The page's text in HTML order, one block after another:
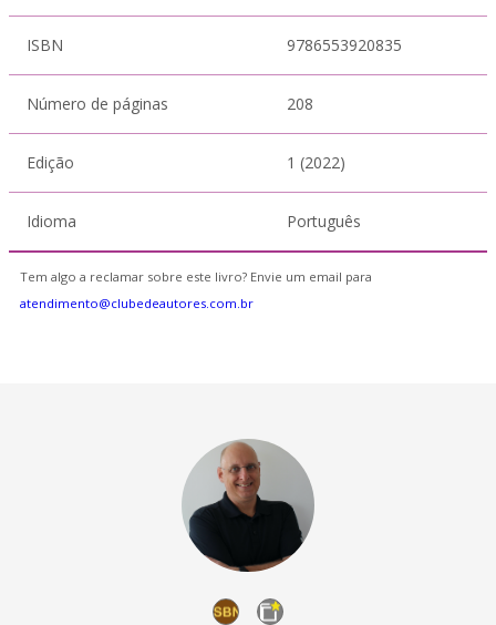
ISBN 9786553920835
Número de páginas 208
Edição 1 (2022)
Idioma Português
Tem algo a reclamar sobre este livro? Envie um email para
atendimento@clubedeautores.com.br